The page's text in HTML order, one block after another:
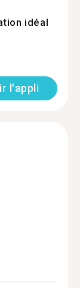
idéal
l'appli